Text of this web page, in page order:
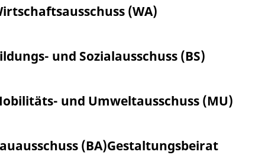
(WA)
und Sozialausschuss (BS)
und Umweltausschuss (MU)
(BA)Gestaltungsbeirat